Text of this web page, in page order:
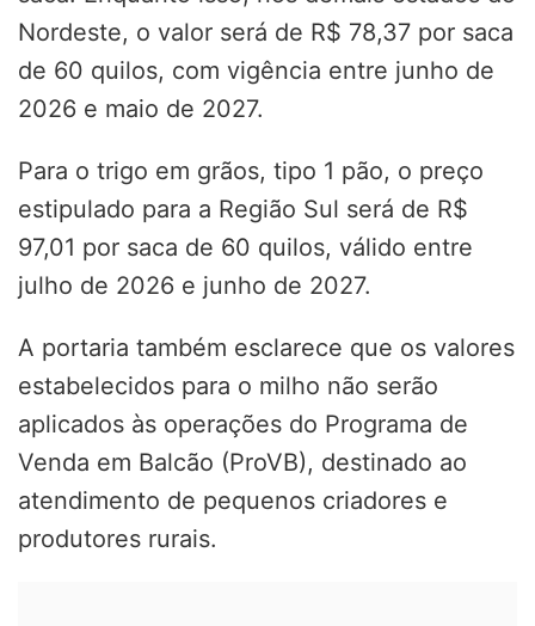
Nordeste, o valor será de R$ 78,37 por saca
de 60 quilos, com vigência entre junho de
2026 e maio de 2027.
Para o trigo em grãos, tipo 1 pão, o preço
estipulado para a Região Sul será de R$
97,01 por saca de 60 quilos, válido entre
julho de 2026 e junho de 2027.
A portaria também esclarece que os valores
estabelecidos para o milho não serão
aplicados às operações do Programa de
Venda em Balcão (ProVB), destinado ao
atendimento de pequenos criadores e
produtores rurais.